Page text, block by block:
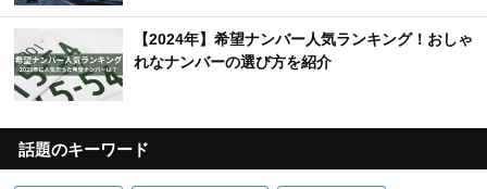
【2024年】希望ナンバー人気ランキング！おしゃ
れなナンバーの選び方を紹介
話題のキーワード